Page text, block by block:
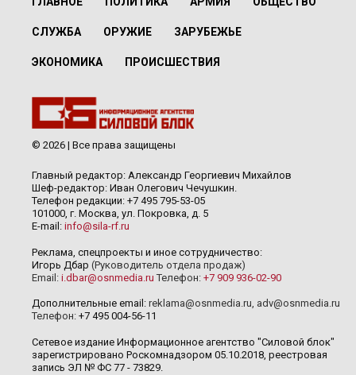
СЛУЖБА ОРУЖИЕ ЗАРУБЕЖЬЕ
ЭКОНОМИКА ПРОИСШЕСТВИЯ
© 2026 | Все права защищены
Главный редактор: Александр Георгиевич Михайлов
Шеф-редактор: Иван Олегович Чечушкин.
Телефон редакции: +7 495 795-53-05
101000, г. Москва, ул. Покровка, д. 5
E-mail: info@sila-rf.ru
Реклама, спецпроекты и иное сотрудничество:
Игорь Дбар (Руководитель отдела продаж)
Email: i.dbar@osnmedia.ru Телефон: +7 909 936-02-90
Дополнительные email: reklama@osnmedia.ru, adv@osnmedia.ru
Телефон: +7 495 004-56-11
Сетевое издание Информационное агентство "Силовой блок"
зарегистрировано Роскомнадзором 05.10.2018, реестровая
запись ЭЛ № ФС 77 - 73829.